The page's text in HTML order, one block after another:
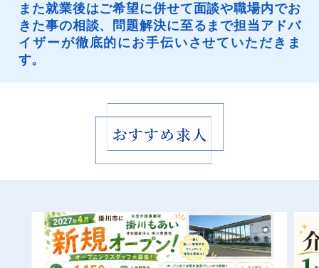
また就業後はご希望に併せて面談や職場内でお
きた事の相談、問題解決に至るまで担当アドバ
イザーが徹底的にお手伝いさせていただきま
す。